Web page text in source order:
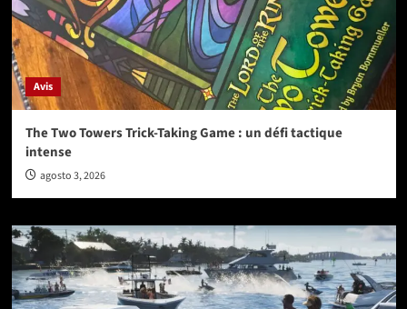
Avis
The Two Towers Trick-Taking Game : un défi tactique
intense
agosto 3, 2026